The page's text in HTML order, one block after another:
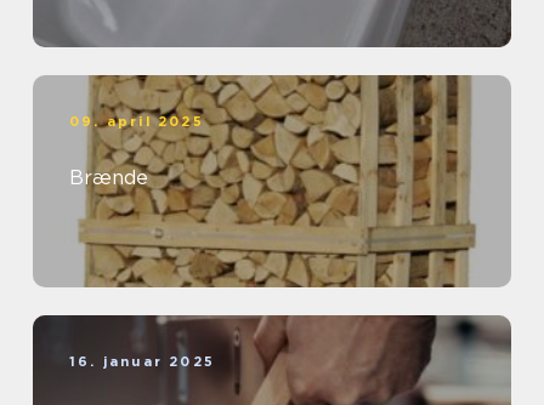
09. april 2025
Brænde
16. januar 2025